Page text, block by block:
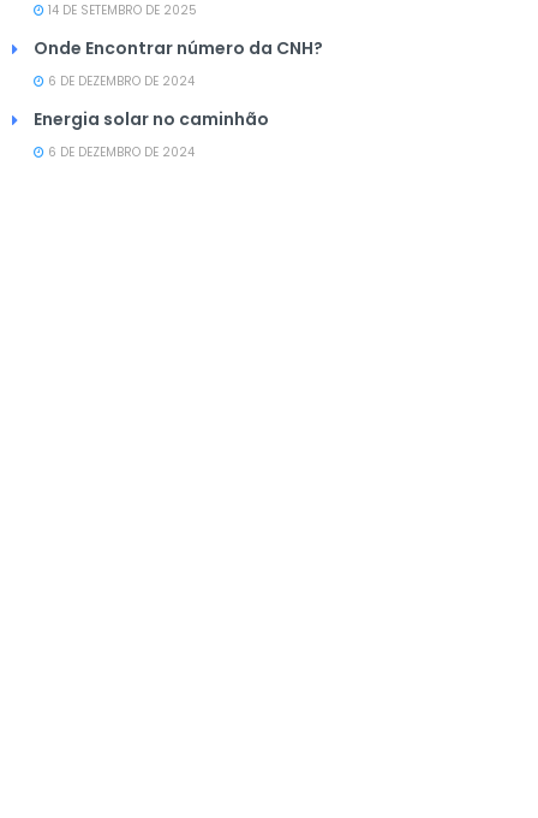
14 DE SETEMBRO DE 2025
Onde Encontrar número da CNH?
6 DE DEZEMBRO DE 2024
Energia solar no caminhão
6 DE DEZEMBRO DE 2024